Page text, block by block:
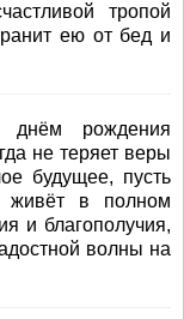
тропой
ею от бед и
днём рождения
не теряет веры
будущее, пусть
живёт в полном
и благополучия,
волны на